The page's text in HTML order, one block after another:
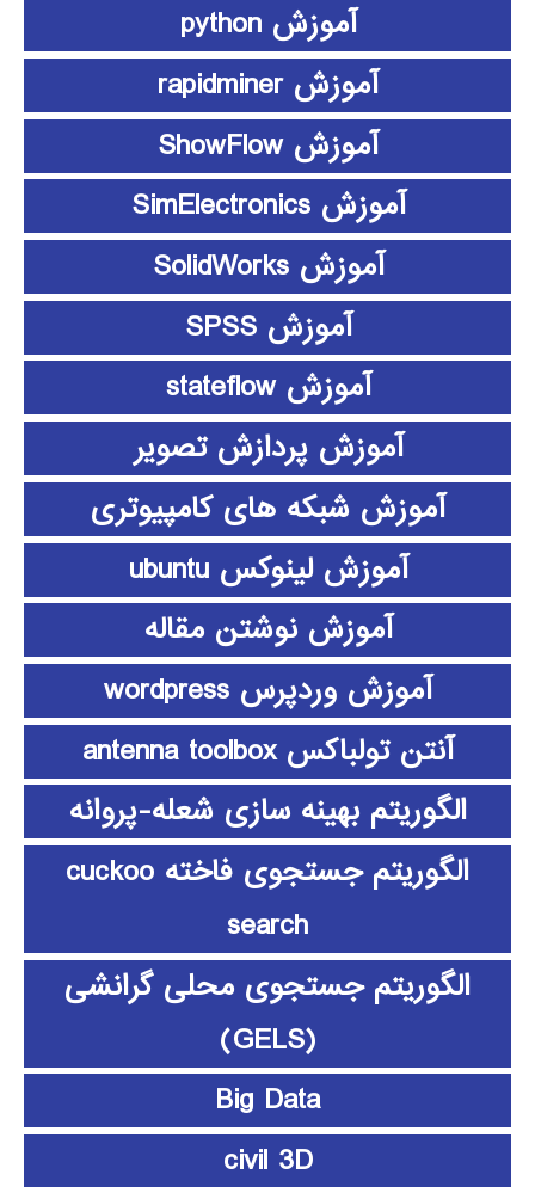
آموزش python
آموزش rapidminer
آموزش ShowFlow
آموزش SimElectronics
آموزش SolidWorks
آموزش SPSS
آموزش stateflow
آموزش پردازش تصویر
آموزش شبکه های کامپیوتری
آموزش لینوکس ubuntu
آموزش نوشتن مقاله
آموزش وردپرس wordpress
آنتن تولباکس antenna toolbox
الگوریتم بهینه سازی شعله-پروانه
الگوریتم جستجوی فاخته cuckoo
search
الگوریتم جستجوی محلی گرانشی
(GELS)
Big Data
civil 3D